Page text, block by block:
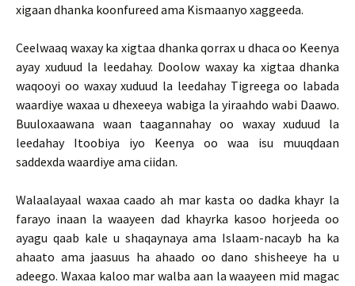
xigaan dhanka koonfureed ama Kismaanyo xaggeeda.
Ceelwaaq waxay ka xigtaa dhanka qorrax u dhaca oo Keenya
ayay xuduud la leedahay. Doolow waxay ka xigtaa dhanka
waqooyi oo waxay xuduud la leedahay Tigreega oo labada
waardiye waxaa u dhexeeya wabiga la yiraahdo wabi Daawo.
Buuloxaawana waan taagannahay oo waxay xuduud la
leedahay Itoobiya iyo Keenya oo waa isu muuqdaan
saddexda waardiye ama ciidan.
Walaalayaal waxaa caado ah mar kasta oo dadka khayr la
farayo inaan la waayeen dad khayrka kasoo horjeeda oo
ayagu qaab kale u shaqaynaya ama Islaam-nacayb ha ka
ahaato ama jaasuus ha ahaado oo dano shisheeye ha u
adeego. Waxaa kaloo mar walba aan la waayeen mid magac